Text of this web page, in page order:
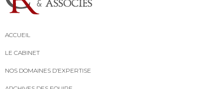
ACCUEIL
LE CABINET
NOS DOMAINES D’EXPERTISE